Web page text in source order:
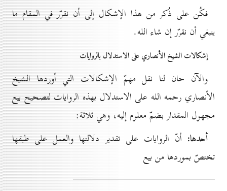
فكُن على ذُكر من هذا الإشكال إلى أن نقرّر في المقام ما
ينبغي أن نقرّر إن شاء الله.
إشکالات الشيخ الأنصاري علی الاستدلال بالروایات
والآن حان لنا نقل مهمّ الإشكالات التي أوردها الشيخ
الأنصاري رحمه الله على الاستدلال بهذه الروايات لتصحيح بيع
مجهول المقدار بضمّ معلوم إليه، وهي ثلاثة:
أحدها: أنّ الروايات على تقدير دلالتها والعمل على طبقها
تختصّ بموردها من بيع